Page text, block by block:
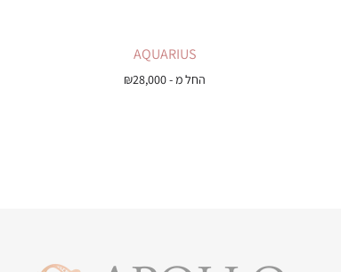
AQUARIUS
החל מ - ₪28,000